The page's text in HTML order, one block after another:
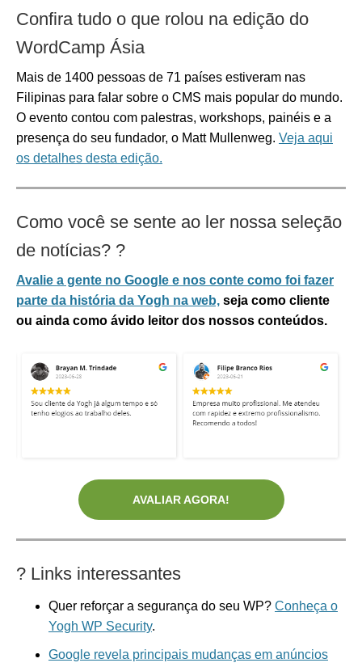
Confira tudo o que rolou na edição do
WordCamp Ásia
Mais de 1400 pessoas de 71 países estiveram nas
Filipinas para falar sobre o CMS mais popular do mundo.
O evento contou com palestras, workshops, painéis e a
presença do seu fundador, o Matt Mullenweg. Veja aqui
os detalhes desta edição.
Como você se sente ao ler nossa seleção
de notícias? ?
Avalie a gente no Google e nos conte como foi fazer
parte da história da Yogh na web, seja como cliente
ou ainda como ávido leitor dos nossos conteúdos.
AVALIAR AGORA!
? Links interessantes
Quer reforçar a segurança do seu WP? Conheça o
Yogh WP Security.
Google revela principais mudanças em anúncios